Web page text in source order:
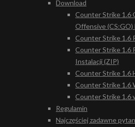
Download
Counter Strike 1.6
Offensive (CS:GO)
Counter Strike 1.6
Counter Strike 1.6
Instalacji (ZIP)
Counter Strike 1.6
Counter Strike 1.6
Counter Strike 1.6
Regulamin
Najczęściej zadawne